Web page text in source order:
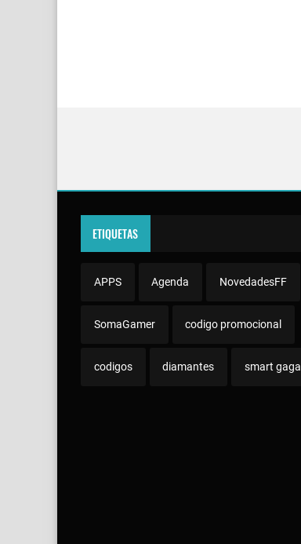
ETIQUETAS
APPS Agenda NovedadesFF
SomaGamer codigo promocional
codigos diamantes smart gaga